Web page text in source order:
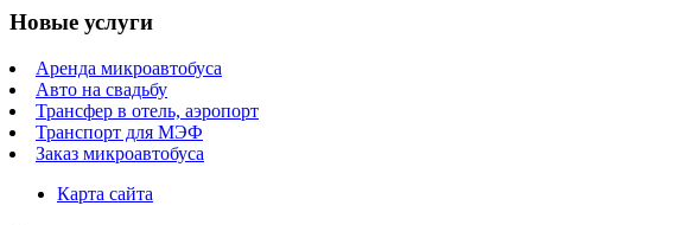
Новые услуги
Аренда микроавтобуса
Авто на свадьбу
Трансфер в отель, аэропорт
Транспорт для МЭФ
Заказ микроавтобуса
Карта сайта